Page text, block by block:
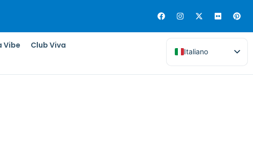
Vibe
Club Viva
Italiano